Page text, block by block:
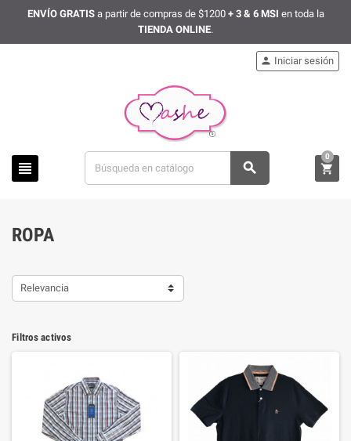
ENVÍO GRATISa partir de compras de $1200 + 3 & 6 MSI en toda la
TIENDA ONLINE.
 
 Iniciar sesión

0
ROPA
Relevancia
Filtros activos